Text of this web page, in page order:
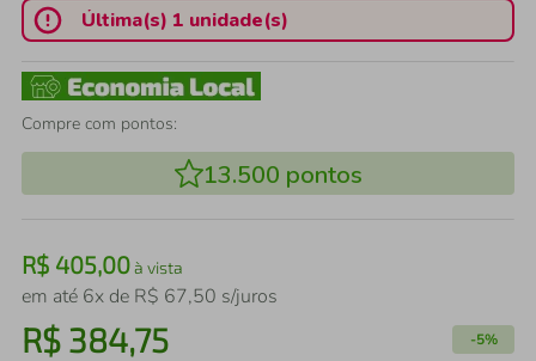
Última(s) 1 unidade(s)
Compre com pontos:
13.500 pontos
R$ 405,00à vista
em até 6x de R$ 67,50 s/juros
R$ 384,75 -5%